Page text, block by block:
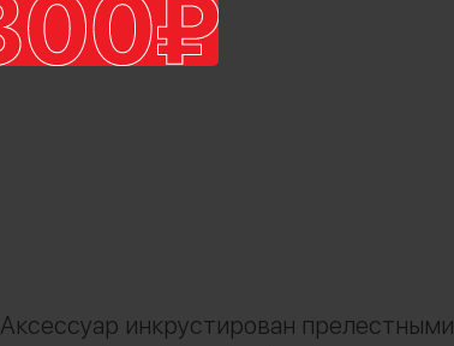
Аксессуар инкрустирован прелестными